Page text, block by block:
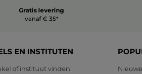
Gratis levering
vanaf € 35*
EN INSTITUTEN
of instituut vinden